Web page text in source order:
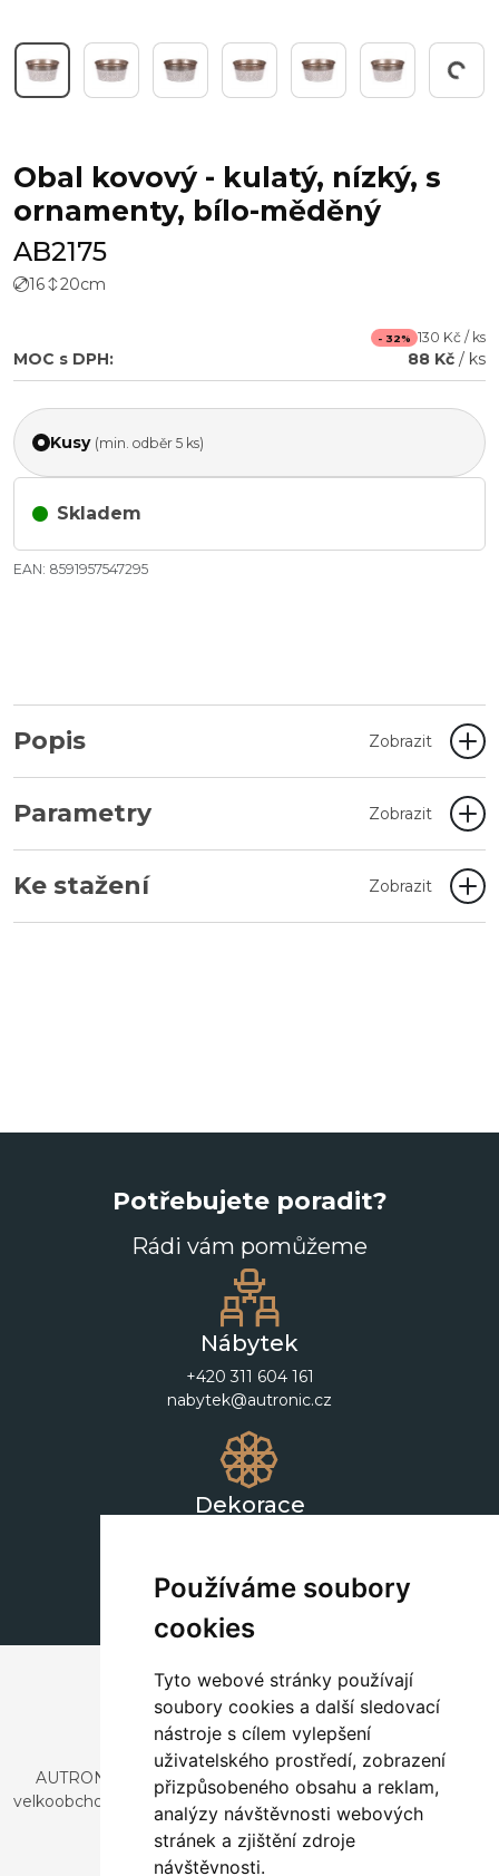
Používáme soubory
cookies
Tyto webové stránky používají
soubory cookies a další sledovací
nástroje s cílem vylepšení
uživatelského prostředí, zobrazení
přizpůsobeného obsahu a reklam,
analýzy návštěvnosti webových
stránek a zjištění zdroje
návštěvnosti.
Pracuji...
Obal kovový - kulatý, nízký, s
ornamenty, bílo-měděný
AB2175
16 20cm
- 32% 130 Kč / ks
MOC s DPH: 88 Kč / ks
Kusy (min. odběr 5 ks)
Skladem
EAN: 8591957547295
Popis Zobrazit
Parametry Zobrazit
Ke stažení Zobrazit
Potřebujete poradit?
Rádi vám pomůžeme
Nábytek
+420 311 604 161
nabytek@autronic.cz
Dekorace
AUTRONIC, s.r.o. je společnost zabývající se dovozem a
velkoobchodním prodejem designového i stylového nábytku
a dekorací.
Česká republika